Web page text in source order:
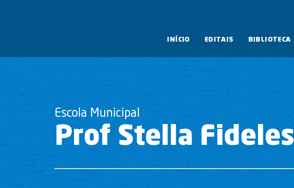
INÍCIO EDITAIS BIBLIOTECA
Escola Municipal
Prof Stella Fideles